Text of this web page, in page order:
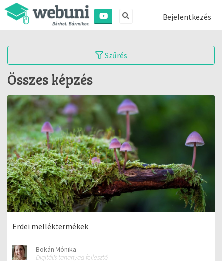
Bejelentkezés
Szűrés
Összes képzés
Erdei melléktermékek
Bokán Mónika
Digitális tananyag fejlesztő